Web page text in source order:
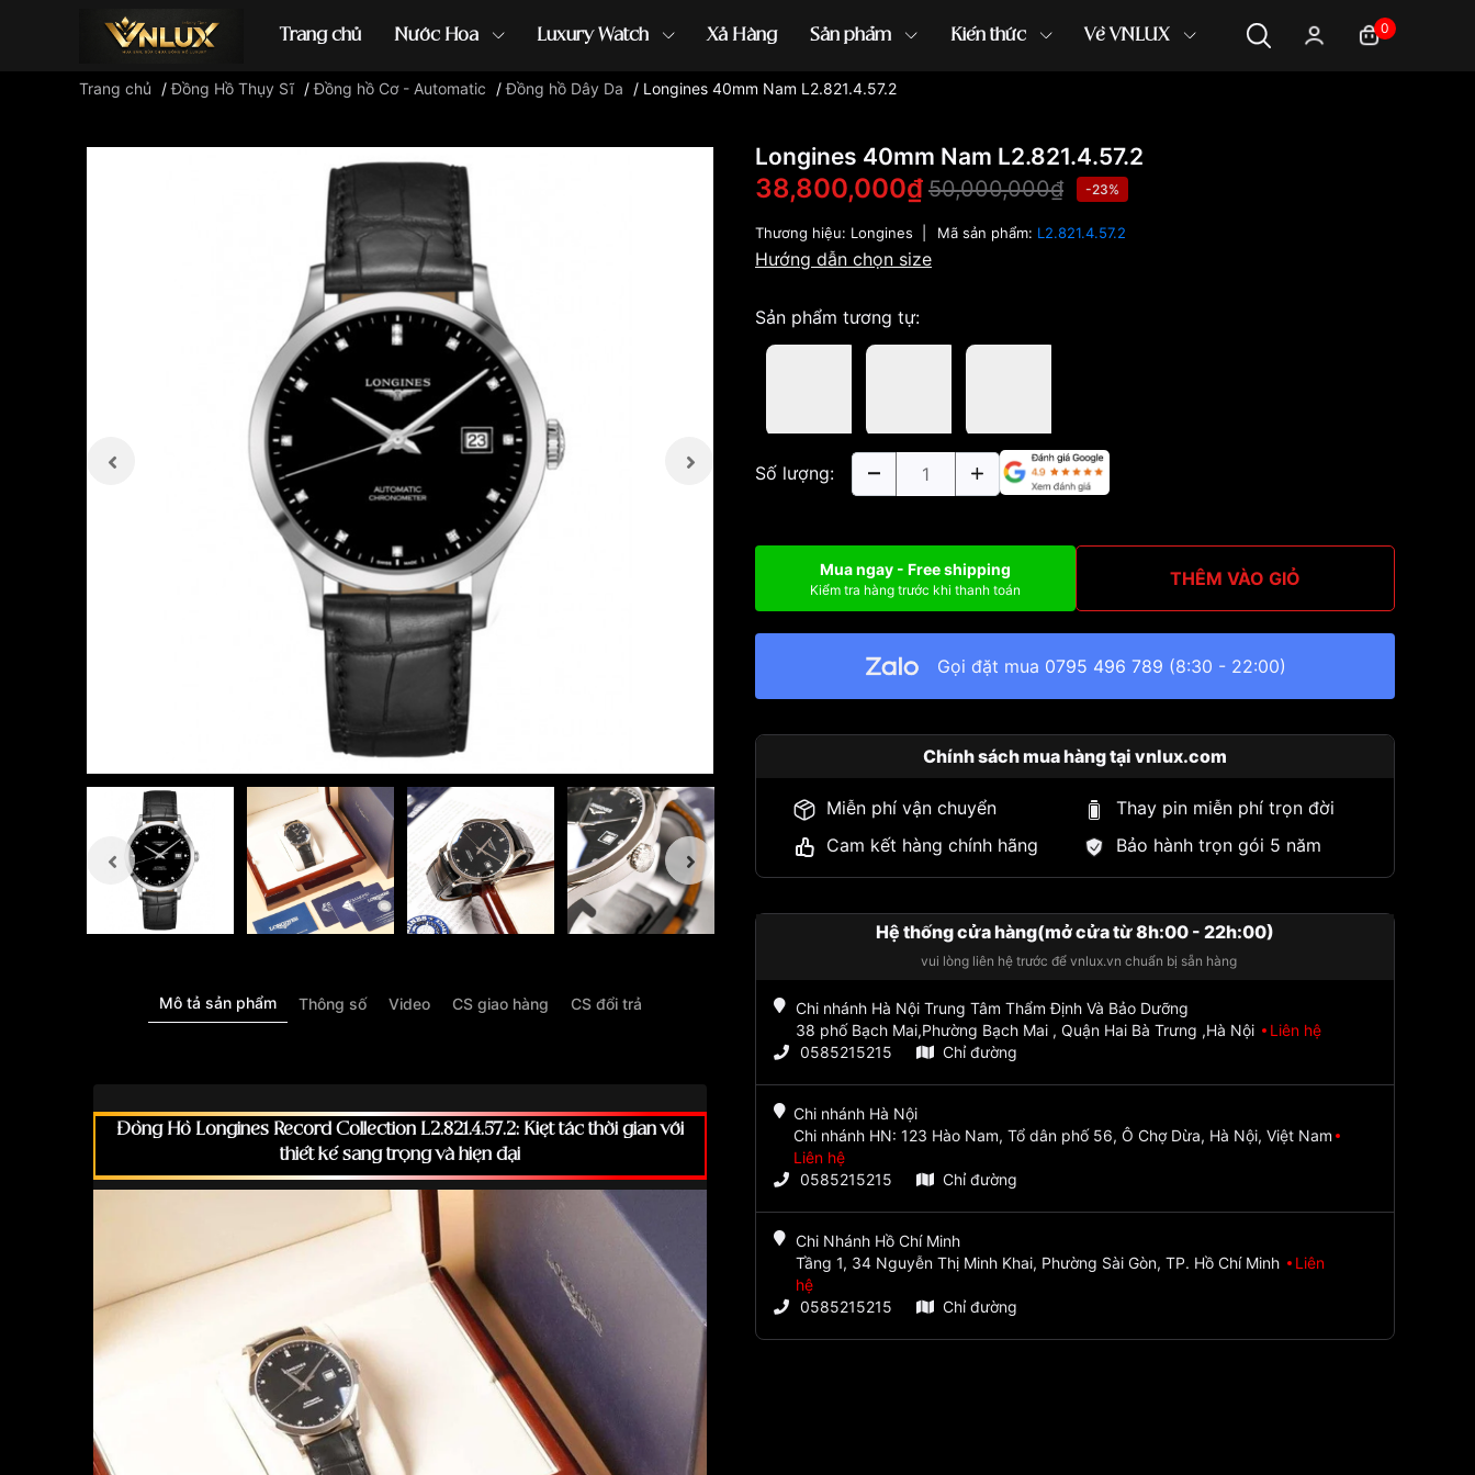
Trang chủ Nước Hoa Luxury Watch Xả Hàng Sản phẩm Kiến thức Về VNLUX 0
Đồng hồ casio đồng hồ G-Shock đồng hồ Orient ...
Trang chủ /Đồng Hồ Thụy Sĩ /Đồng hồ Cơ - Automatic /Đồng hồ Dây Da / Longines 40mm Nam L2.821.4.57.2
Mô tả sản phẩm Thông số Video CS giao hàng CS đổi trả
Đồng Hồ Longines Record Collection L2.821.4.57.2: Kiệt tác thời gian với
thiết kế sang trọng và hiện đại
Longines 40mm Nam L2.821.4.57.2
38,800,000₫ 50,000,000₫ -23%
Thương hiệu: Longines Mã sản phẩm: L2.821.4.57.2
Hướng dẫn chọn size
Sản phẩm tương tự:
Số lượng:
Mua ngay - Free shipping
Kiểm tra hàng trước khi thanh toán THÊM VÀO GIỎ
Gọi đặt mua 0795 496 789 (8:30 - 22:00)
Chính sách mua hàng tại vnlux.com
Miễn phí vận chuyển
Thay pin miễn phí trọn đời
Cam kết hàng chính hãng
Bảo hành trọn gói 5 năm
Hệ thống cửa hàng(mở cửa từ 8h:00 - 22h:00)
vui lòng liên hệ trước để vnlux.vn chuẩn bị sẵn hàng
Chi nhánh Hà Nội Trung Tâm Thẩm Định Và Bảo Dưỡng
38 phố Bạch Mai,Phường Bạch Mai , Quận Hai Bà Trưng ,Hà Nội
Liên hệ
0585215215
Chỉ đường
Chi nhánh Hà Nội
Chi nhánh HN: 123 Hào Nam, Tổ dân phố 56, Ô Chợ Dừa, Hà Nội, Việt Nam
Liên hệ
0585215215
Chỉ đường
Chi Nhánh Hồ Chí Minh
Tầng 1, 34 Nguyễn Thị Minh Khai, Phường Sài Gòn, TP. Hồ Chí Minh
Liên
hệ
0585215215
Chỉ đường